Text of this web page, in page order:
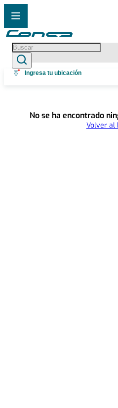
Buscar
Términos más buscados
bottom freezer
Ingresa tu ubicación
No se ha encontrado
Volver al